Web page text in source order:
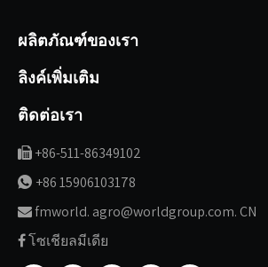
ผลิตภัณฑ์ของเรา
ลิงค์เพิ่มเติม
ติดต่อเรา
 +86-511-86349102
 +86 15906103178
fmworld. agro@worldgroup.com. CN
โซเชียลมีเดีย